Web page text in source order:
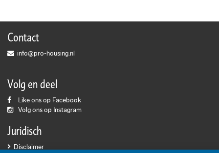
Contact
info@pro-housing.nl
Volg en deel
Like ons op Facebook
Volg ons op Instagram
Juridisch
Disclaimer